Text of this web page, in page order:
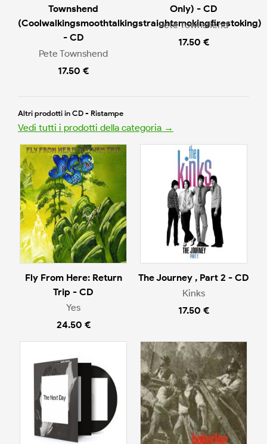
Townshend
(Coolwalkingsmoothtalkingstraightsmokingfirestoking)
- CD
Pete Townshend
17.50 €
Only) - CD
Pete Townshend
17.50 €
Altri prodotti in CD - Ristampe
Vedi tutti i prodotti della categoria →
Fly From Here: Return
Trip - CD
Yes
24.50 €
The Journey , Part 2 - CD
Kinks
17.50 €